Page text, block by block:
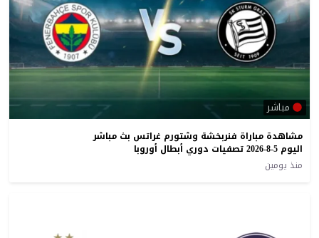
مباشر
مشاهدة مباراة فنربخشة وشتورم غراتس بث مباشر
اليوم 5-8-2026 تصفيات دوري أبطال أوروبا
منذ يومين